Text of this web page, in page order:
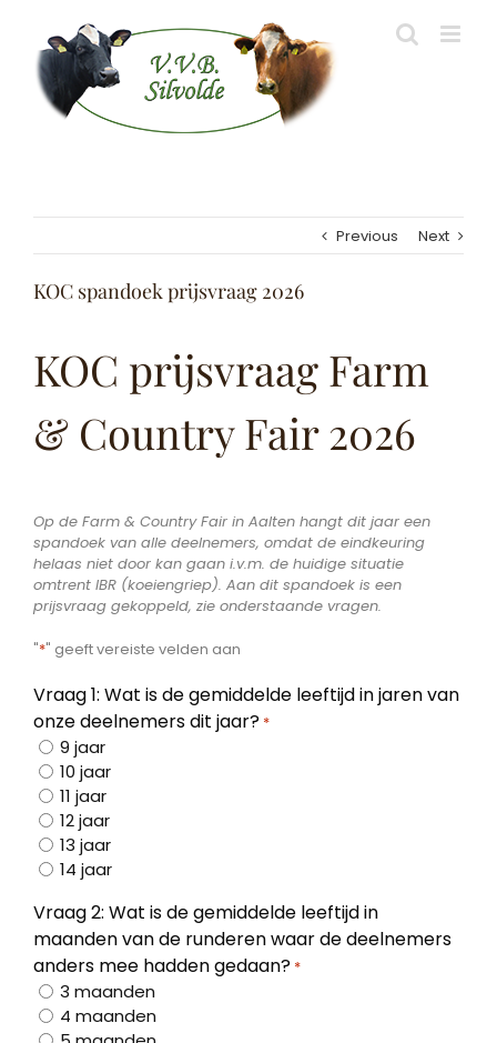
content
Previous Next
KOC spandoek prijsvraag 2026
KOC prijsvraag Farm
& Country Fair 2026
Op de Farm & Country Fair in Aalten hangt dit jaar een
spandoek van alle deelnemers, omdat de eindkeuring
helaas niet door kan gaan i.v.m. de huidige situatie
omtrent IBR (koeiengriep). Aan dit spandoek is een
prijsvraag gekoppeld, zie onderstaande vragen.
"*" geeft vereiste velden aan
Vraag 1: Wat is de gemiddelde leeftijd in jaren van
onze deelnemers dit jaar? *
9 jaar
10 jaar
11 jaar
12 jaar
13 jaar
14 jaar
Vraag 2: Wat is de gemiddelde leeftijd in
maanden van de runderen waar de deelnemers
anders mee hadden gedaan? *
3 maanden
4 maanden